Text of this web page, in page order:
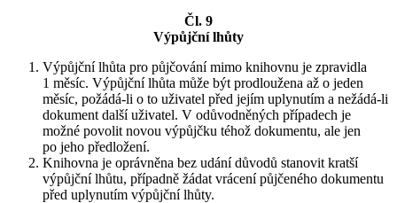
Čl. 9
Výpůjční lhůty
Výpůjční lhůta pro půjčování mimo knihovnu je zpravidla
1 měsíc. Výpůjční lhůta může být prodloužena až o jeden
měsíc, požádá-li o to uživatel před jejím uplynutím a nežádá-li
dokument další uživatel. V odůvodněných případech je
možné povolit novou výpůjčku téhož dokumentu, ale jen
po jeho předložení.
Knihovna je oprávněna bez udání důvodů stanovit kratší
výpůjční lhůtu, případně žádat vrácení půjčeného dokumentu
před uplynutím výpůjční lhůty.